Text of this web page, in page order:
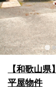
【和歌山
平屋物件